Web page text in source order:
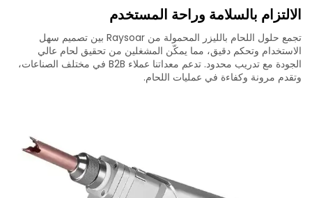
الالتزام بالسلامة وراحة المستخدم
تجمع حلول اللحام بالليزر المحمولة من Raysoar بين تصميم سهل
الاستخدام وتحكم دقيق، مما يمكّن المشغلين من تحقيق لحام عالي
الجودة مع تدريب محدود. تدعم معداتنا عملاء B2B في مختلف الصناعات،
وتقدم مرونة وكفاءة في عمليات اللحام.